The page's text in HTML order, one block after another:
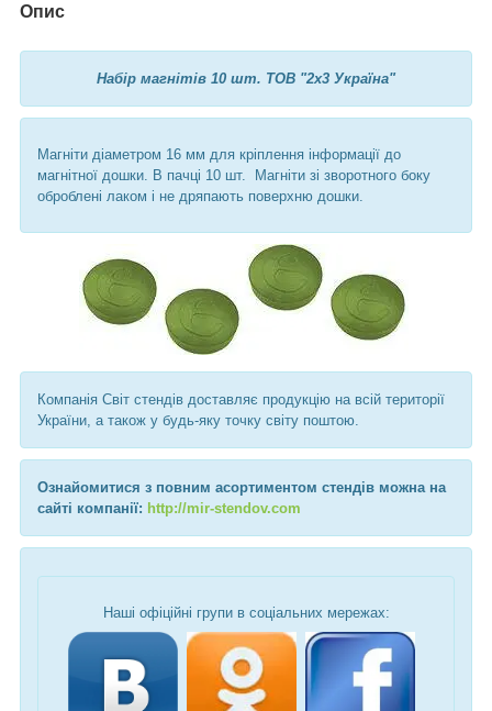
Опис
Набір магнітів 10 шт. ТОВ "2х3 Україна"
Магніти діаметром 16 мм для кріплення інформації до
магнітної дошки. В пачці 10 шт. Магніти зі зворотного боку
оброблені лаком і не дряпають поверхню дошки.
Компанія Світ стендів доставляє продукцію на всій території
України, а також у будь-яку точку світу поштою.
Ознайомитися з повним асортиментом стендів можна на
сайті компанії: http://mir-stendov.com
Наші офіційні групи в соціальних мережах: